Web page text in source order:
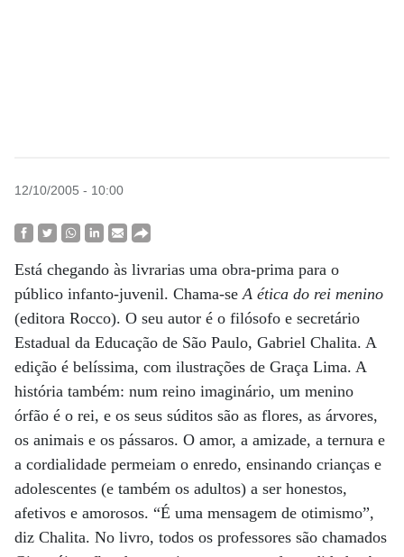
12/10/2005 - 10:00
Está chegando às livrarias uma obra-prima para o
público infanto-juvenil. Chama-seA ética do rei menino
(editora Rocco). O seu autor é o filósofo e secretário
Estadual da Educação de São Paulo, Gabriel Chalita. A
edição é belíssima, com ilustrações de Graça Lima. A
história também: num reino imaginário, um menino
órfão é o rei, e os seus súditos são as flores, as árvores,
os animais e os pássaros. O amor, a amizade, a ternura e
a cordialidade permeiam o enredo, ensinando crianças e
adolescentes (e também os adultos) a ser honestos,
afetivos e amorosos. “É uma mensagem de otimismo”,
diz Chalita. No livro, todos os professores são chamados